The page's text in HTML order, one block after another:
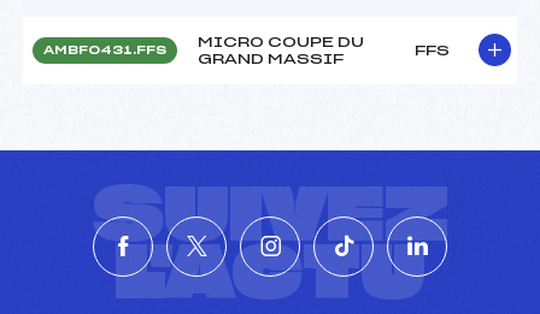
AMBF0431.FFS
MICRO COUPE DU
GRAND MASSIF
FFS
SUIVEZ
L'ACTU